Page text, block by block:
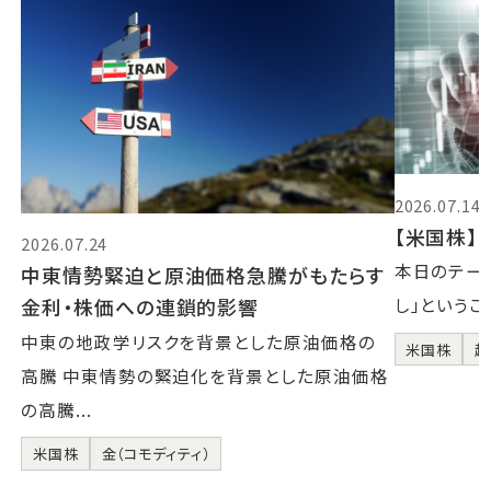
2026.07.24
中東情勢緊迫と原油価格急騰がもたらす
金利・株価への連鎖的影響
中東の地政学リスクを背景とした原油価格の
高騰 中東情勢の緊迫化を背景とした原油価格
の高騰...
米国株 金（コモディティ）
2026.07.14
【米国株
本日のテー
し」という
米国株